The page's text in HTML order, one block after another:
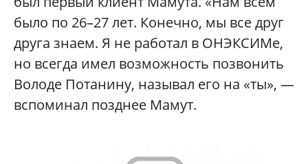
было по 26–27 лет. Конечно, мы все друг
друга знаем. Я не работал в ОНЭКСИМе,
но всегда имел возможность позвонить
Володе Потанину, называл его на «ты», —
вспоминал позднее Мамут.